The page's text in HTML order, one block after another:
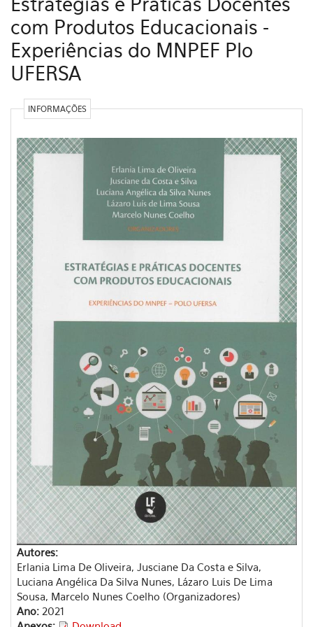
com Produtos Educacionais -
Experiências do MNPEF Plo
UFERSA
INFORMAÇÕES
Autores:
Erlania Lima De Oliveira, Jusciane Da Costa e Silva,
Luciana Angélica Da Silva Nunes, Lázaro Luis De Lima
Sousa, Marcelo Nunes Coelho (Organizadores)
Ano: 2021